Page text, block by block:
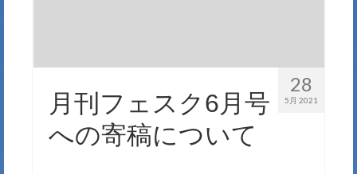
28
5月 2021
月刊フェスク6月号
への寄稿について